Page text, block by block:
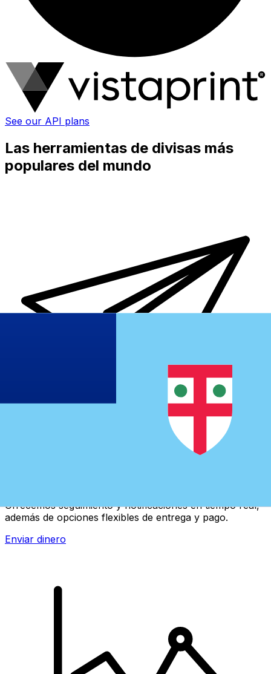
See our API plans
Las herramientas de divisas más
populares del mundo
Ofrecemos seguimiento y notificaciones en tiempo real,
además de opciones flexibles de entrega y pago.
Enviar dinero